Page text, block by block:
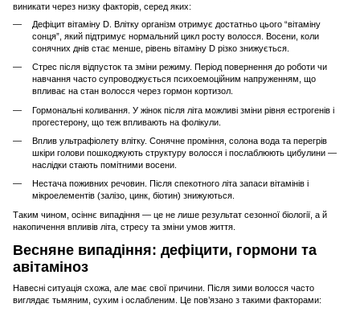
виникати через низку факторів, серед яких:
Дефіцит вітаміну D. Влітку організм отримує достатньо цього “вітаміну
сонця”, який підтримує нормальний цикл росту волосся. Восени, коли
сонячних днів стає менше, рівень вітаміну D різко знижується.
Стрес після відпусток та зміни режиму. Період повернення до роботи чи
навчання часто супроводжується психоемоційним напруженням, що
впливає на стан волосся через гормон кортизол.
Гормональні коливання. У жінок після літа можливі зміни рівня естрогенів і
прогестерону, що теж впливають на фолікули.
Вплив ультрафіолету влітку. Сонячне проміння, солона вода та перегрів
шкіри голови пошкоджують структуру волосся і послаблюють цибулини —
наслідки стають помітними восени.
Нестача поживних речовин. Після спекотного літа запаси вітамінів і
мікроелементів (залізо, цинк, біотин) знижуються.
Таким чином, осіннє випадіння — це не лише результат сезонної біології, а й
накопичення впливів літа, стресу та зміни умов життя.
Весняне випадіння: дефіцити, гормони та
авітаміноз
Навесні ситуація схожа, але має свої причини. Після зими волосся часто
виглядає тьмяним, сухим і ослабленим. Це пов’язано з такими факторами: